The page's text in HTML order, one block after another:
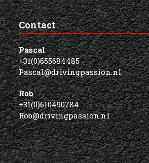
Contact
Pascal
+31(0)655684485
Pascal@drivingpassion.nl
Rob
+31(0)610490784
Rob@drivingpassion.nl